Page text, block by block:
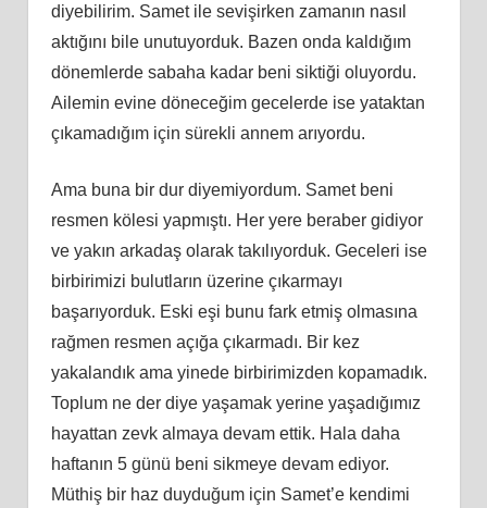
diyebilirim. Samet ile sevişirken zamanın nasıl
aktığını bile unutuyorduk. Bazen onda kaldığım
dönemlerde sabaha kadar beni siktiği oluyordu.
Ailemin evine döneceğim gecelerde ise yataktan
çıkamadığım için sürekli annem arıyordu.
Ama buna bir dur diyemiyordum. Samet beni
resmen kölesi yapmıştı. Her yere beraber gidiyor
ve yakın arkadaş olarak takılıyorduk. Geceleri ise
birbirimizi bulutların üzerine çıkarmayı
başarıyorduk. Eski eşi bunu fark etmiş olmasına
rağmen resmen açığa çıkarmadı. Bir kez
yakalandık ama yinede birbirimizden kopamadık.
Toplum ne der diye yaşamak yerine yaşadığımız
hayattan zevk almaya devam ettik. Hala daha
haftanın 5 günü beni sikmeye devam ediyor.
Müthiş bir haz duyduğum için Samet’e kendimi